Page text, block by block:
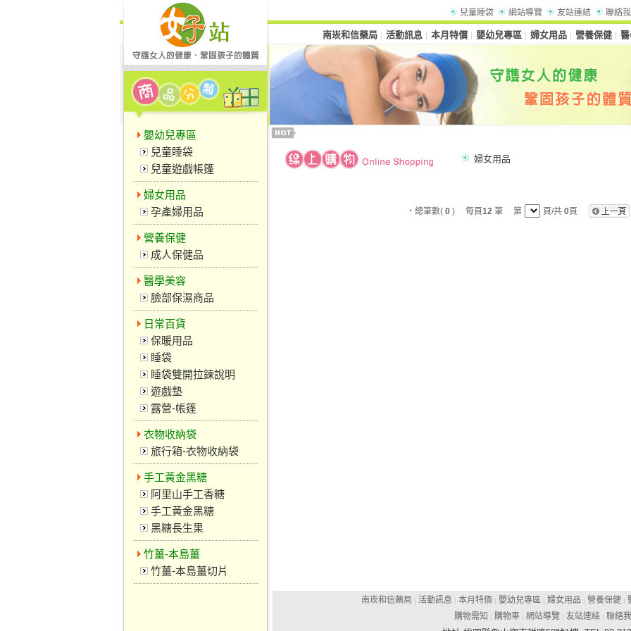
嬰幼兒專區
兒童睡袋
兒童遊戲帳篷
婦女用品
孕產婦用品
營養保健
成人保健品
醫學美容
臉部保濕商品
日常百貨
保暖用品
睡袋
睡袋雙開拉鍊說明
遊戲墊
露營-帳篷
衣物收納袋
旅行箱-衣物收納袋
手工黃金黑糖
阿里山手工香糖
手工黃金黑糖
黑糖長生果
竹薑-本島薑
竹薑-本島薑切片
兒童睡袋 網站導覽 友站連結 聯絡
南崁和信藥局 活動訊息 本月特價 嬰幼兒專區 婦女用品 營養保健
婦女用品
‧總筆數( 0 ) 每頁12 筆 第 頁/共 0頁
南崁和信藥局 | 活動訊息 | 本月特價 | 嬰幼兒專區 | 婦女用品 | 營養保健|
購物需知 | 購物車| 網站導覽 | 友站連結 | 聯絡